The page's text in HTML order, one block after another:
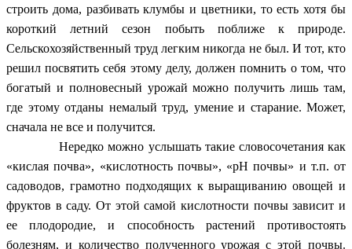
строить дома, разбивать клумбы и цветники, то есть хотя бы
короткий летний сезон побыть поближе к природе.
Сельскохозяйственный труд легким никогда не был. И тот, кто
решил посвятить себя этому делу, должен помнить о том, что
богатый и полновесный урожай можно получить лишь там,
где этому отданы немалый труд, умение и старание. Может,
сначала не все и получится.
Нередко можно услышать такие словосочетания как
«кислая почва», «кислотность почвы», «рH почвы» и т.п. от
садоводов, грамотно подходящих к выращиванию овощей и
фруктов в саду. От этой самой кислотности почвы зависит и
ее плодородие, и способность растений противостоять
болезням, и количество полученного урожая с этой почвы.